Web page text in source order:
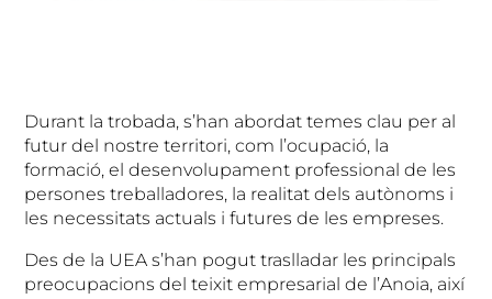
Durant la trobada, s’han abordat temes clau per al
futur del nostre territori, com l’ocupació, la
formació, el desenvolupament professional de les
persones treballadores, la realitat dels autònoms i
les necessitats actuals i futures de les empreses.
Des de la UEA s’han pogut traslladar les principals
preocupacions del teixit empresarial de l’Anoia, així